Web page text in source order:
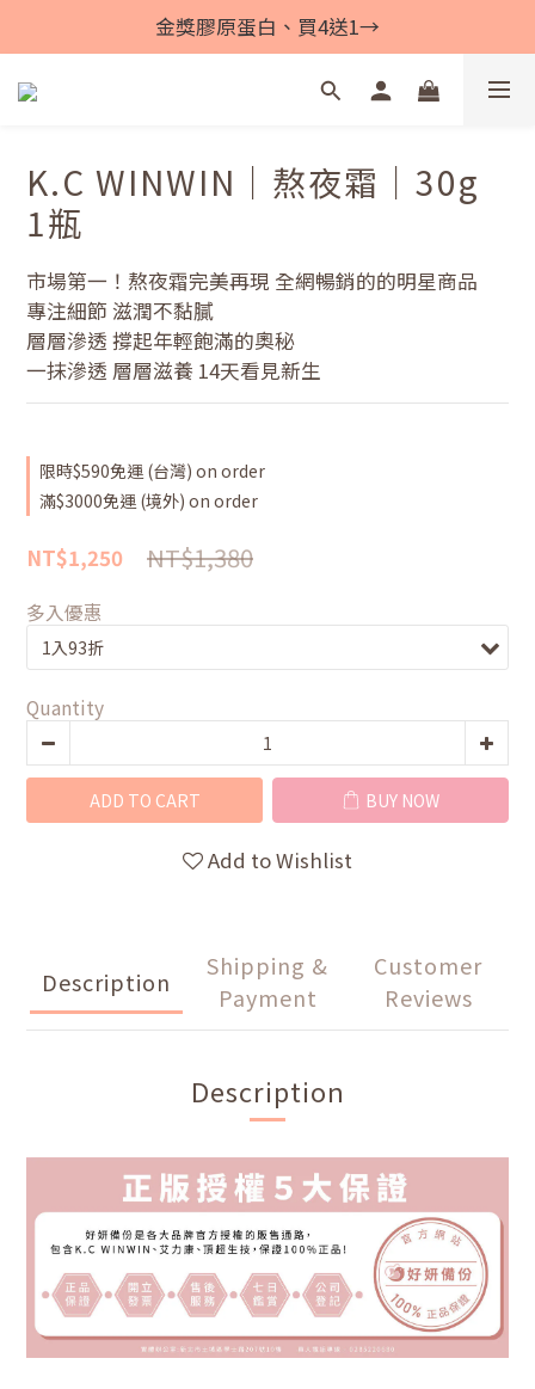
金獎膠原蛋白、買4送1→
K.C WINWIN｜熬夜霜｜30g
1瓶
市場第一！熬夜霜完美再現 全網暢銷的的明星商品
專注細節 滋潤不黏膩
層層滲透 撐起年輕飽滿的奧秘
一抹滲透 層層滋養 14天看見新生
限時$590免運 (台灣) on order
滿$3000免運 (境外) on order
NT$1,380
NT$1,250
多入優惠
Quantity
ADD TO CART BUY NOW
Add to Wishlist
Description
Shipping &
Payment
Customer
Reviews
Description